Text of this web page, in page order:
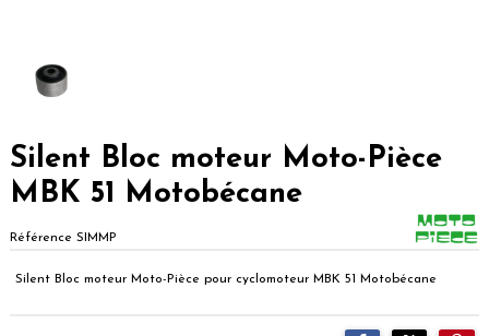
Silent Bloc moteur Moto-Pièce
MBK 51 Motobécane
Référence SIMMP
Silent Bloc moteur Moto-Pièce pour cyclomoteur MBK 51 Motobécane